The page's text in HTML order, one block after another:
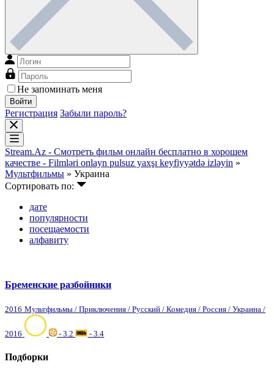
Не запоминать меня
Войти
Регистрация Забыли пароль?
Stream.Az - Смотреть фильм онлайн бесплатно в хорошем
качестве - Filmləri onlayn pulsuz yaxşı keyfiyyətdə izləyin »
Мультфильмы » Украина
Сортировать по:
дате
популярности
посещаемости
алфавиту
Бременские разбойники
2016 Мультфильмы / Приключения / Русский / Комедия / Россия / Украина /
2016 - 3.2 - 3.4
Подборки